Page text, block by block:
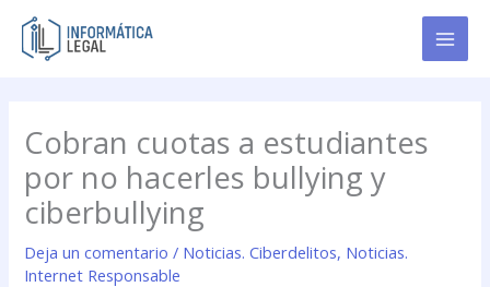
contenido
Cobran cuotas a estudiantes
por no hacerles bullying y
ciberbullying
Deja un comentario / Noticias. Ciberdelitos, Noticias.
Internet Responsable